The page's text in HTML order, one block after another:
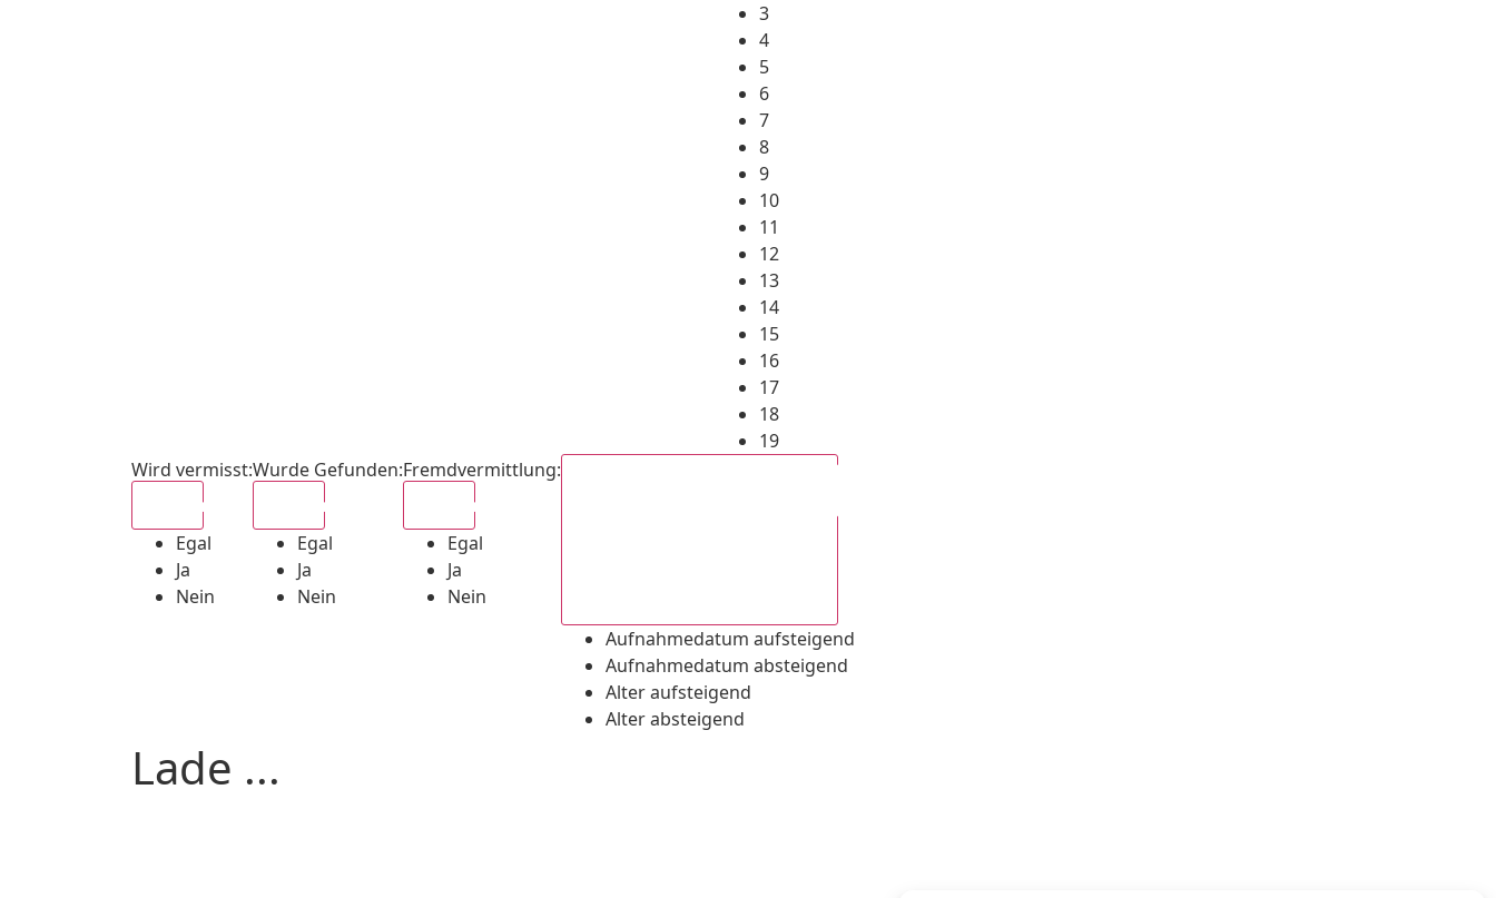
3
4
5
6
7
8
9
10
11
12
13
14
15
16
17
18
19
Wird vermisst:
Egal
Ja
Nein
Wurde Gefunden:
Egal
Ja
Nein
Fremdvermittlung:
Egal
Ja
Nein
Aufnahmedatum aufsteigend
Aufnahmedatum absteigend
Alter aufsteigend
Alter absteigend
Lade ...